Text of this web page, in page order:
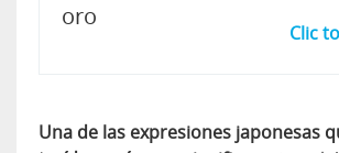
oro
Clic
Una de las expresiones japonesas